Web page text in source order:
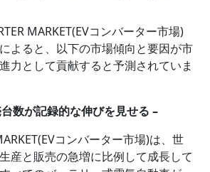
MARKET(EVコンバーター市場)
よると、以下の市場傾向と要因が市
力として貢献すると予測されていま
数が記録的な伸びを見せる –
コンバーター市場)は、世
産と販売の急増に比例して成長して